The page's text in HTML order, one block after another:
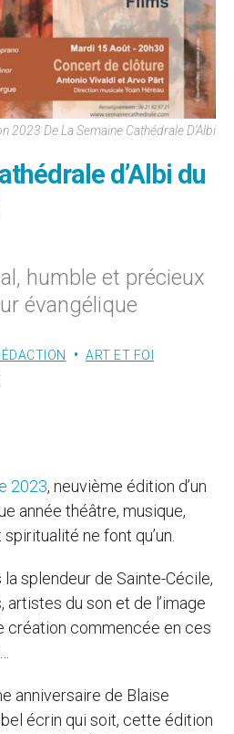
2023 De La Semaine Cathédrale D’Albi
d’Albi du
humble et précieux
évangélique
ART ET FOI
2023, neuvième édition d’un
année théâtre, musique,
ne font qu’un.
la splendeur de Sainte-Cécile,
du son et de l’image
création commencée en ces
anniversaire de Blaise
écrin qui soit, cette édition